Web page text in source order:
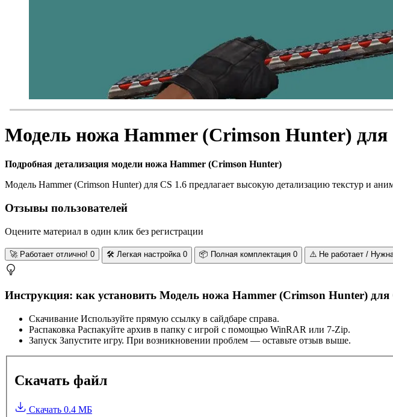
Модель ножа Hammer (Crimson Hunter) для
Подробная детализация модели ножа Hammer (Crimson Hunter)
Модель Hammer (Crimson Hunter) для CS 1.6 предлагает высокую детализацию текстур и
Отзывы пользователей
Оцените материал в один клик без регистрации
🚀Работает отлично! 0 🛠️ Легкая настройка 0 📦 Полная комплектация 0 ⚠️ Не работает /
Инструкция: как установить Модель ножа Hammer (Crimson Hunter) для
Скачивание Используйте прямую ссылку в сайдбаре справа.
Распаковка Распакуйте архив в папку с игрой с помощью WinRAR или 7-Zip.
Запуск Запустите игру. При возникновении проблем — оставьте отзыв выше.
Скачать файл
Скачать 0.4 МБ